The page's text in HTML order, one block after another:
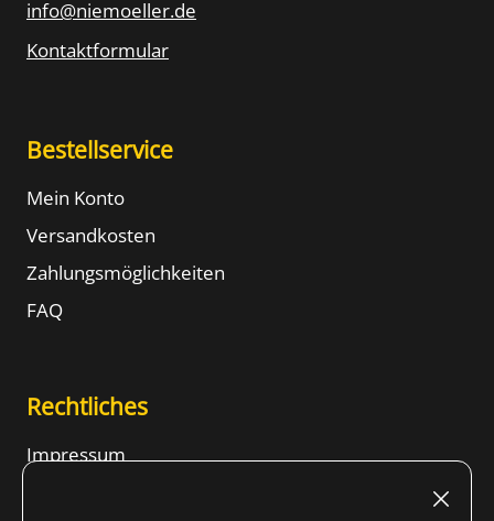
info@niemoeller.de
Kontaktformular
Bestellservice
Mein Konto
Versandkosten
Zahlungsmöglichkeiten
FAQ
Rechtliches
Impressum